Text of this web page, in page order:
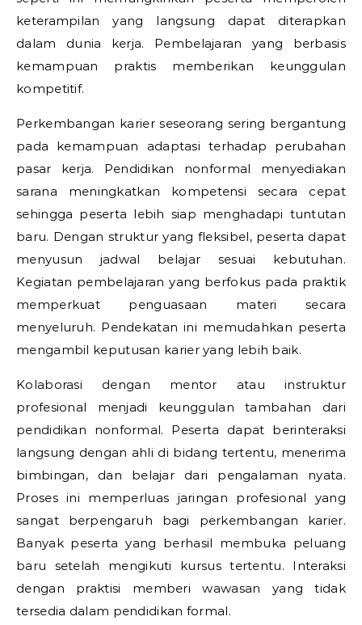
keterampilan yang langsung dapat diterapkan
dalam dunia kerja. Pembelajaran yang berbasis
kemampuan praktis memberikan keunggulan
kompetitif.
Perkembangan karier seseorang sering bergantung
pada kemampuan adaptasi terhadap perubahan
pasar kerja. Pendidikan nonformal menyediakan
sarana meningkatkan kompetensi secara cepat
sehingga peserta lebih siap menghadapi tuntutan
baru. Dengan struktur yang fleksibel, peserta dapat
menyusun jadwal belajar sesuai kebutuhan.
Kegiatan pembelajaran yang berfokus pada praktik
memperkuat penguasaan materi secara
menyeluruh. Pendekatan ini memudahkan peserta
mengambil keputusan karier yang lebih baik.
Kolaborasi dengan mentor atau instruktur
profesional menjadi keunggulan tambahan dari
pendidikan nonformal. Peserta dapat berinteraksi
langsung dengan ahli di bidang tertentu, menerima
bimbingan, dan belajar dari pengalaman nyata.
Proses ini memperluas jaringan profesional yang
sangat berpengaruh bagi perkembangan karier.
Banyak peserta yang berhasil membuka peluang
baru setelah mengikuti kursus tertentu. Interaksi
dengan praktisi memberi wawasan yang tidak
tersedia dalam pendidikan formal.